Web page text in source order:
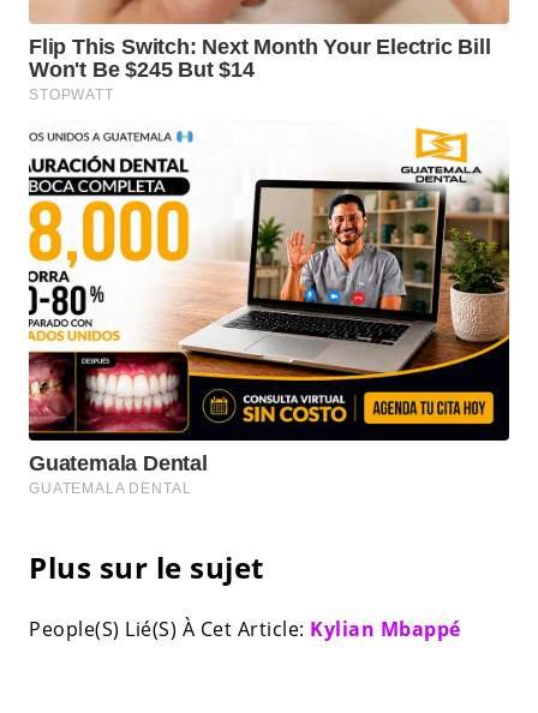
Plus sur le sujet
People(S) Lié(S) À Cet Article: Kylian Mbappé